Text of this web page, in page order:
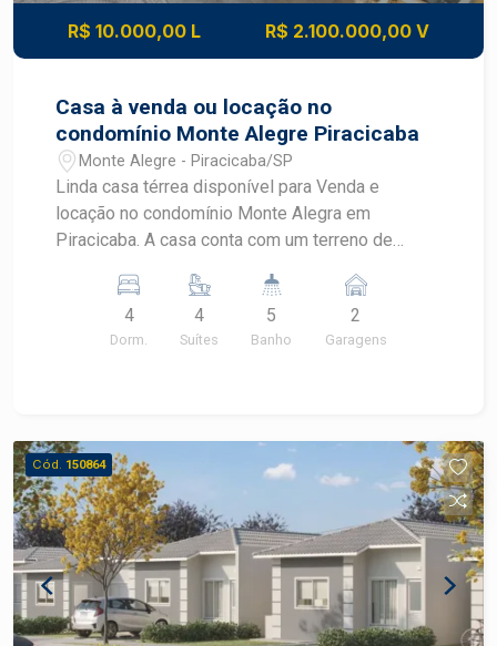
R$ 10.000,00 L R$ 2.100.000,00 V
Casa à venda ou locação no
condomínio Monte Alegre Piracicaba
Monte Alegre - Piracicaba/SP
Linda casa térrea disponível para Venda e
locação no condomínio Monte Alegra em
Piracicaba. A casa conta com um terreno de
sala com dois ambientes, cozinha integrada, com
dispensa. Lavabo. 4 suítes, com armários. Sendo
a principal, com 2 closets. Possui uma linda área
fogão a lenha, horta, banheiro. E uma lavanderia
fechada. Opção de locação com ou sem mobília.
Consultar valores. Agende sua visita!
4
Dorm.
4
Suítes
5
Banho
2
Garagens
Cód. 150864